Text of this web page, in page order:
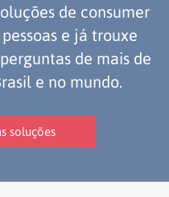
de consumer
e já trouxe
de mais de
e no mundo.
soluções